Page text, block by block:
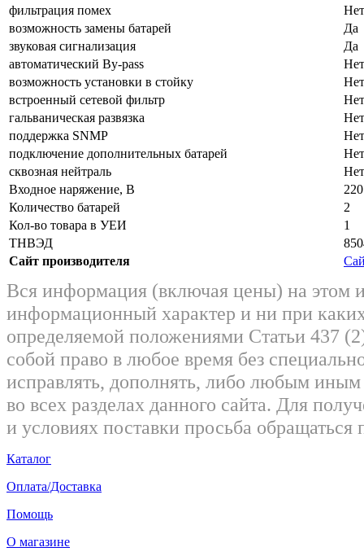
фильтрация помех
Нет
возможность замены батарей
Да
звуковая сигнализация
Да
автоматический By-pass
Нет
возможность установки в стойку
Нет
встроенный сетевой фильтр
Нет
гальваническая развязка
Нет
поддержка SNMP
Нет
подключение дополнительных батарей
Нет
сквозная нейтраль
Нет
Входное наряжение, В
220
Количество батарей
2
Кол-во товара в УЕИ
1
ТНВЭД
Сайт производителя
Вся информация (включая цены) на этом
информационный характер и ни при
определяемой положениями Статьи 437
собой право в любое время без
исправлять, дополнять, либо любым
во всех разделах данного сайта. Для
и условиях поставки просьба
Каталог
Оплата/Доставка
Помощь
О магазине